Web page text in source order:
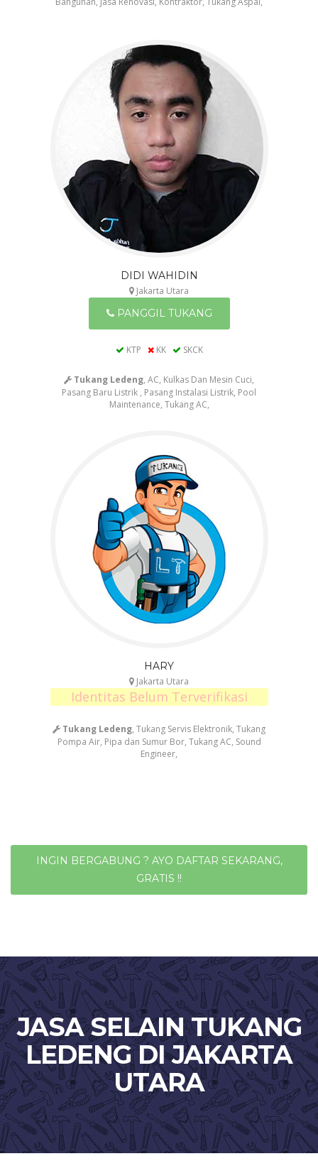
DIDI WAHIDIN
Jakarta Utara
PANGGIL TUKANG
KTP KK SKCK
Tukang Ledeng, AC, Kulkas Dan Mesin Cuci,
Pasang Baru Listrik , Pasang Instalasi Listrik, Pool
Maintenance, Tukang AC,
HARY
Jakarta Utara
Identitas Belum Terverifikasi
Tukang Ledeng, Tukang Servis Elektronik, Tukang
Pompa Air, Pipa dan Sumur Bor, Tukang AC, Sound
Engineer,
INGIN BERGABUNG ? AYO DAFTAR SEKARANG,
GRATIS !!
JASA SELAIN TUKANG
LEDENG DI JAKARTA
UTARA